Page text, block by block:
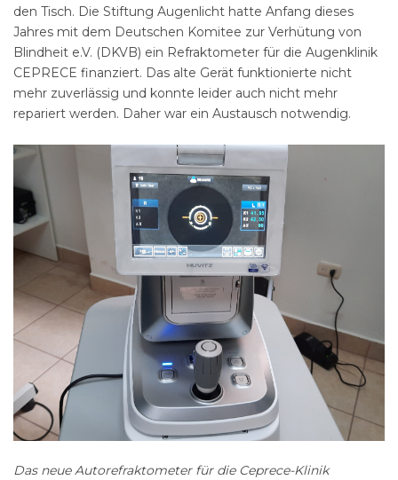
den Tisch. Die Stiftung Augenlicht hatte Anfang dieses
Jahres mit dem Deutschen Komitee zur Verhütung von
Blindheit e.V. (DKVB) ein Refraktometer für die Augenklinik
CEPRECE finanziert. Das alte Gerät funktionierte nicht
mehr zuverlässig und konnte leider auch nicht mehr
repariert werden. Daher war ein Austausch notwendig.
Das neue Autorefraktometer für die Ceprece-Klinik